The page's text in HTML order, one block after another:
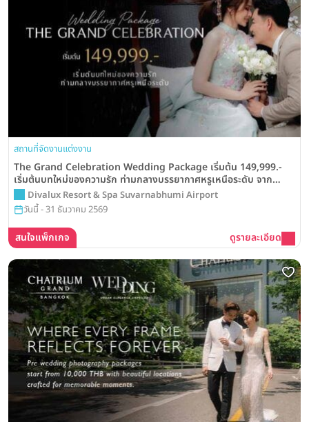
สถานที่จัดงานแต่งงาน
The Grand Celebration Wedding Package เริ่มต้น 149,999.-
เริ่มต้นบทใหม่ของความรัก ท่ามกลางบรรยากาศหรูเหนือระดับ จาก
Divalux Resort & Spa Suvarnabhumi Airport
Divalux Resort & Spa Suvarnabhumi Airport
วันนี้ - 31 ธันวาคม 2569
สนใจแพ็กเกจ ดูรายละเอียด